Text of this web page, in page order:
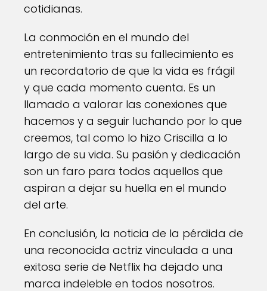
cotidianas.
La conmoción en el mundo del
entretenimiento tras su fallecimiento es
un recordatorio de que la vida es frágil
y que cada momento cuenta. Es un
llamado a valorar las conexiones que
hacemos y a seguir luchando por lo que
creemos, tal como lo hizo Criscilla a lo
largo de su vida. Su pasión y dedicación
son un faro para todos aquellos que
aspiran a dejar su huella en el mundo
del arte.
En conclusión, la noticia de la pérdida de
una reconocida actriz vinculada a una
exitosa serie de Netflix ha dejado una
marca indeleble en todos nosotros.